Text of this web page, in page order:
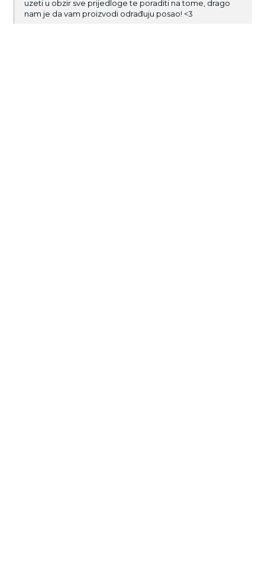
uzeti u obzir sve prijedloge te poraditi na tome, drago
nam je da vam proizvodi odrađuju posao! <3